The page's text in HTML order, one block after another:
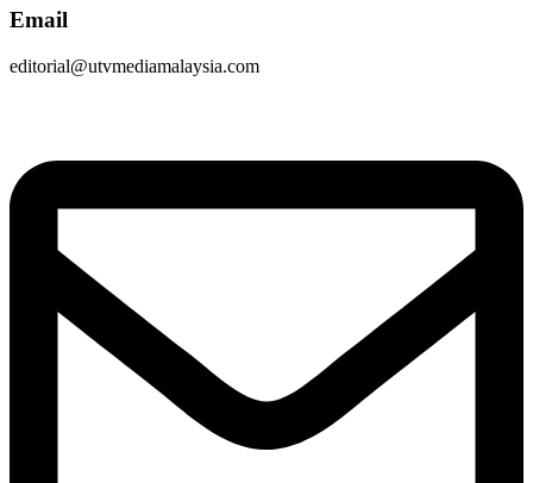
Email
editorial@utvmediamalaysia.com